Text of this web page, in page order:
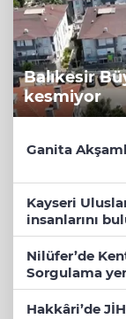
Balıkesir
kesmiyor
Ganita
Kayseri
insanlarını
Nilüfer’de
Sorgulama
Hakkâri’de